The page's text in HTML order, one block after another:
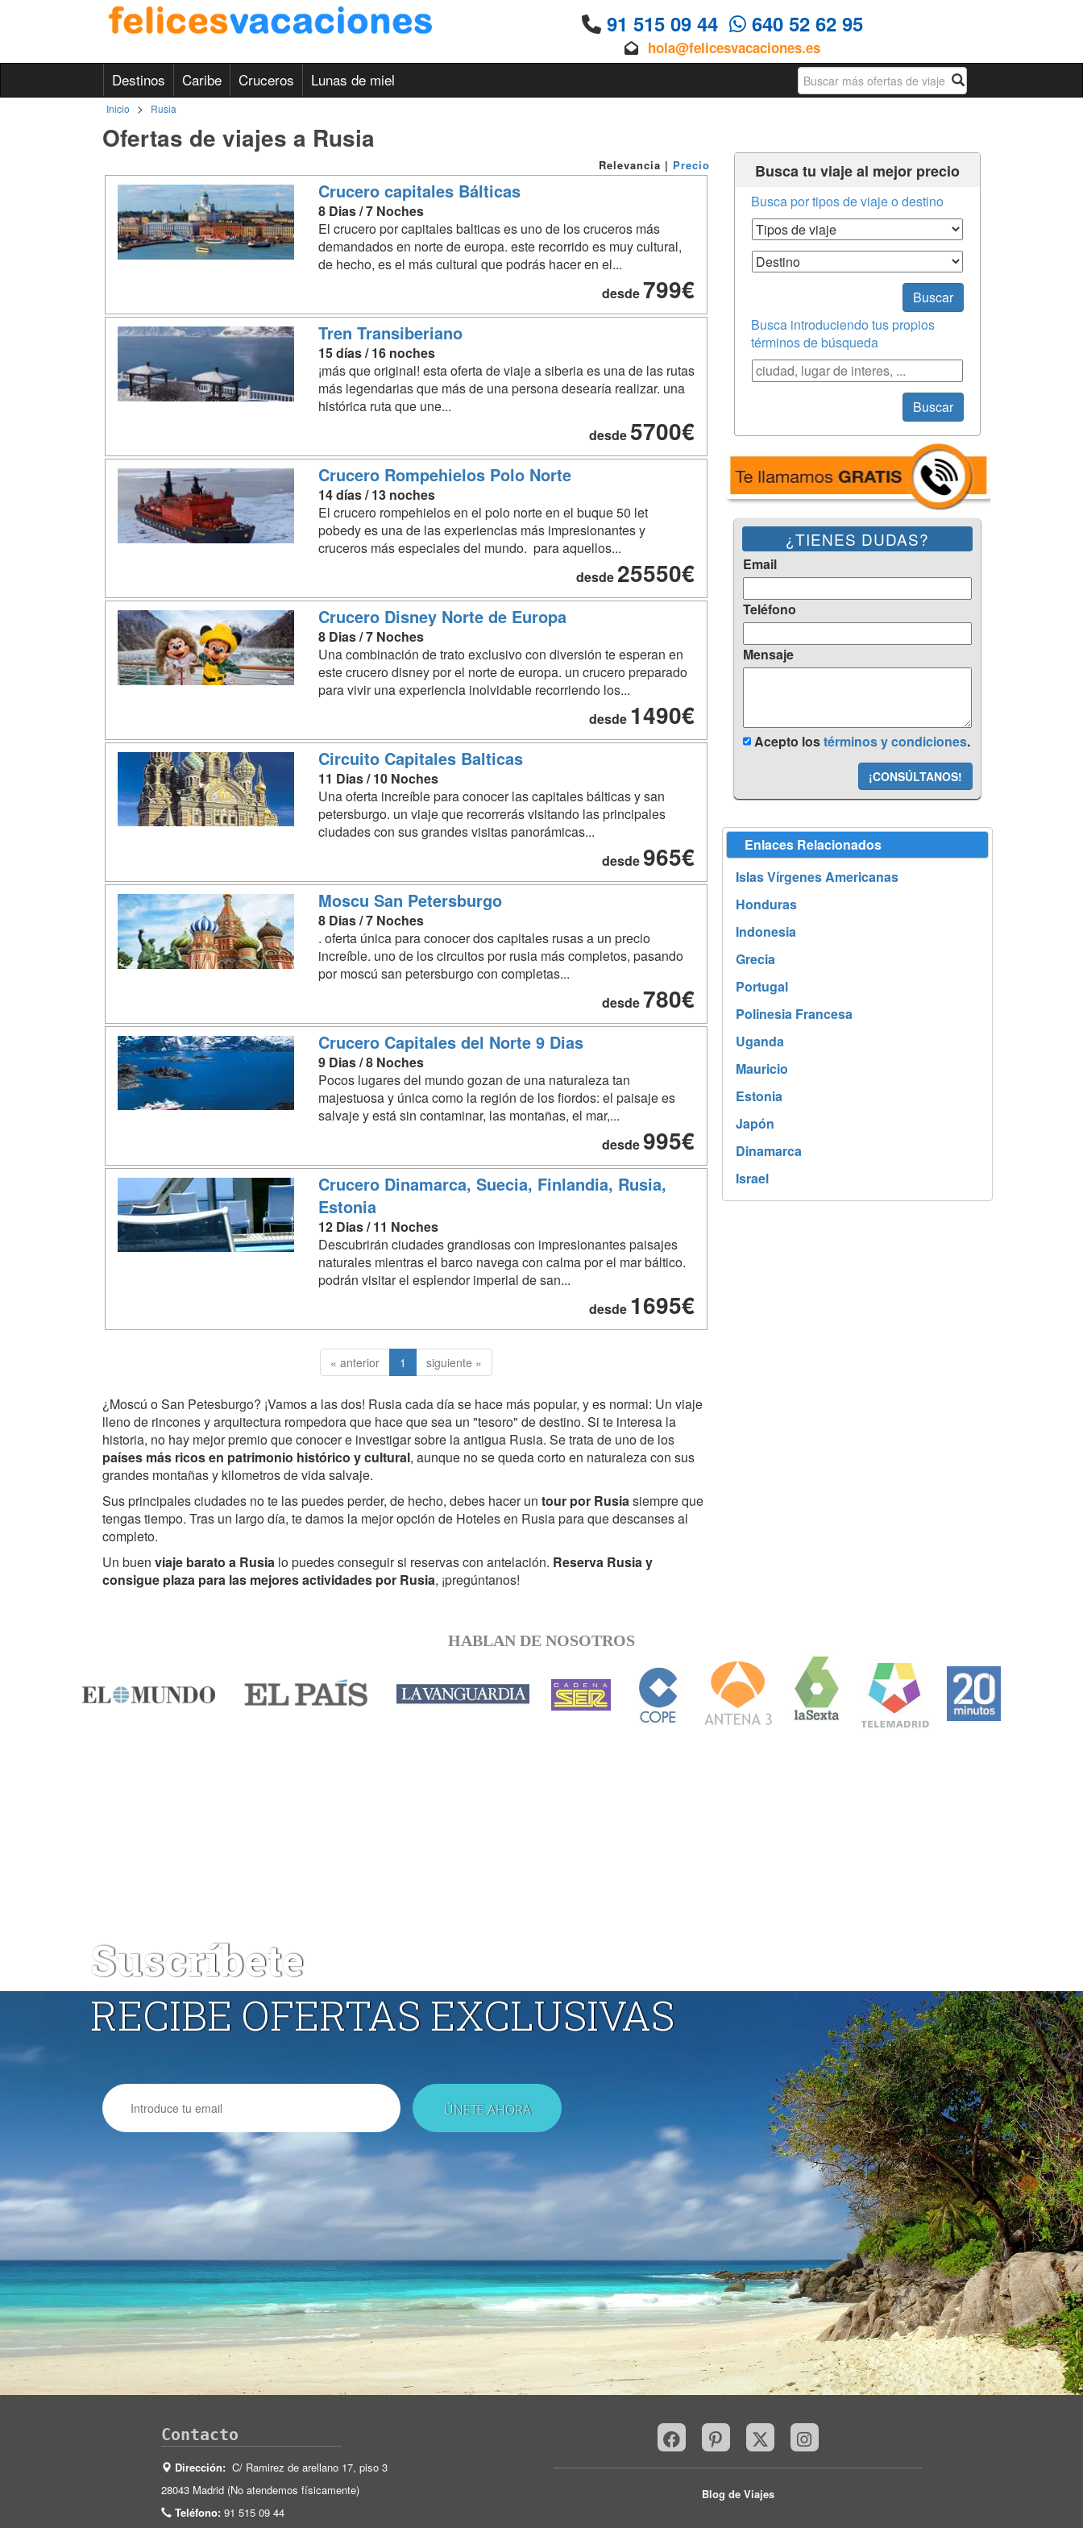
91 515 09 44 640 52 62 95
hola@felicesvacaciones.es
Destinos Caribe Cruceros Lunas de miel Busqueda
Inicio > Rusia
Ofertas de viajes a Rusia
Relevancia | Precio
Crucero capitales Bálticas
8 Dias / 7 Noches
El crucero por capitales balticas es uno de los cruceros más
demandados en norte de europa. este recorrido es muy cultural,
de hecho, es el más cultural que podrás hacer en el...
desde799€
Tren Transiberiano
15 días / 16 noches
¡más que original! esta oferta de viaje a siberia es una de las rutas
más legendarias que más de una persona desearía realizar. una
histórica ruta que une...
desde5700€
Crucero Rompehielos Polo Norte
14 días / 13 noches
El crucero rompehielos en el polo norte en el buque 50 let
pobedy es una de las experiencias más impresionantes y
cruceros más especiales del mundo. para aquellos...
desde 25550€
Crucero Disney Norte de Europa
8 Dias / 7 Noches
Una combinación de trato exclusivo con diversión te esperan en
este crucero disney por el norte de europa. un crucero preparado
para vivir una experiencia inolvidable recorriendo los...
desde 1490€
Circuito Capitales Balticas
11 Dias / 10 Noches
Una oferta increíble para conocer las capitales bálticas y san
petersburgo. un viaje que recorrerás visitando las principales
ciudades con sus grandes visitas panorámicas...
desde965€
Moscu San Petersburgo
8 Dias / 7 Noches
. oferta única para conocer dos capitales rusas a un precio
increíble. uno de los circuitos por rusia más completos, pasando
por moscú san petersburgo con completas...
desde780€
Crucero Capitales del Norte 9 Dias
9 Dias / 8 Noches
Pocos lugares del mundo gozan de una naturaleza tan
majestuosa y única como la región de los fiordos: el paisaje es
salvaje y está sin contaminar, las montañas, el mar,...
desde995€
Crucero Dinamarca, Suecia, Finlandia, Rusia,
Estonia
12 Dias / 11 Noches
Descubrirán ciudades grandiosas con impresionantes paisajes
naturales mientras el barco navega con calma por el mar báltico.
podrán visitar el esplendor imperial de san...
desde 1695€
« anterior 1 siguiente »
¿Moscú o San Petesburgo? ¡Vamos a las dos! Rusia cada día se hace más popular, y es normal: Un viaje
lleno de rincones y arquitectura rompedora que hace que sea un "tesoro" de destino. Si te interesa la
historia, no hay mejor premio que conocer e investigar sobre la antigua Rusia. Se trata de uno de los
países más ricos en patrimonio histórico y cultural, aunque no se queda corto en naturaleza con sus
grandes montañas y kilometros de vida salvaje.
Sus principales ciudades no te las puedes perder, de hecho, debes hacer un tour por Rusiasiempre que
tengas tiempo. Tras un largo día, te damos la mejor opción de Hoteles en Rusia para que descanses al
completo.
Un buen viaje barato a Rusia lo puedes conseguir si reservas con antelación. Reserva Rusia y
consigue plaza para las mejores actividades por Rusia, ¡pregúntanos!
Busca tu viaje al mejor precio
Busca por tipos de viaje o destino
Tipos de Viaje
Destino
Buscar
Busca introduciendo tus propios
términos de búsqueda
Búsqueda
Buscar
¿TIENES DUDAS?
Email
Teléfono
Mensaje
Acepto lostérminos y condiciones.
¡CONSÚLTANOS!
Enlaces Relacionados
Islas Vírgenes Americanas
Honduras
Indonesia
Grecia
Portugal
Polinesia Francesa
Uganda
Mauricio
Estonia
Japón
Dinamarca
Israel
HABLAN DE NOSOTROS
Suscríbete
RECIBE OFERTAS EXCLUSIVAS
Email
Contacto
Dirección:C/ Ramirez de arellano 17, piso 3
28043 Madrid (No atendemos físicamente)
Teléfono: 91 515 09 44
Blog de Viajes